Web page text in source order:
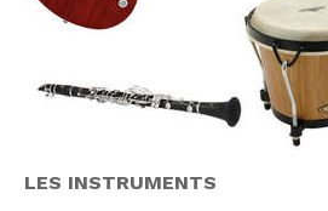
LES INSTRUMENTS